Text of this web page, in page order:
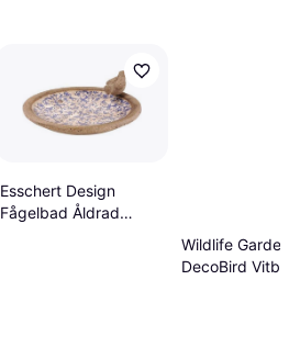
Esschert Design
Fågelbad Åldrad
Wildlife Garden
DecoBird